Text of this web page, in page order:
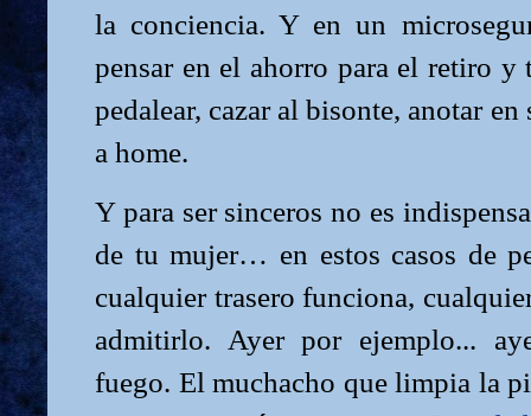
la conciencia. Y en un
pensar en el ahorro para el retiro y
pedalear, cazar al bisonte, anotar
a home.
Y para ser sinceros no es
de tu mujer… en estos casos de
cualquier trasero funciona,
admitirlo. Ayer por ejemplo...
fuego. El muchacho que limpia la